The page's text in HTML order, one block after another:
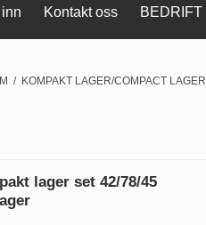
Kontakt oss BEDRIFT
/ KOMPAKT LAGER/COMPACT LAGER
lager set 42/78/45